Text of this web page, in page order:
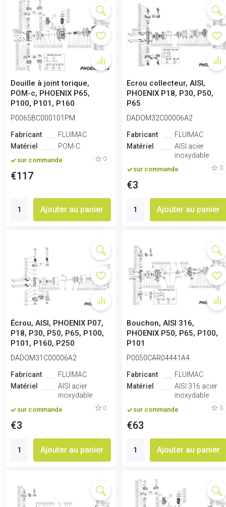
Douille à joint torique,
POM-c, PHOENIX P65,
P100, P101, P160
P0065BC000101PM
Fabricant
FLUIMAC
Matériel
POM-C
sur commande 0
€117
Ajouter au panier
Ecrou collecteur, AISI,
PHOENIX P18, P30, P50,
P65
DADOM32C00006A2
Fabricant
FLUIMAC
Matériel
AISI acier
inoxydable
sur commande 0
€3
Ajouter au panier
Écrou, AISI, PHOENIX P07,
P18, P30, P50, P65, P100,
P101, P160, P250
DADOM31C00006A2
Fabricant
FLUIMAC
Matériel
AISI acier
inoxydable
sur commande 0
€3
Ajouter au panier
Bouchon, AISI 316,
PHOENIX P50, P65, P100,
P101
P0050CAR04441A4
Fabricant
FLUIMAC
Matériel
AISI 316 acier
inoxydable
sur commande 0
€63
Ajouter au panier